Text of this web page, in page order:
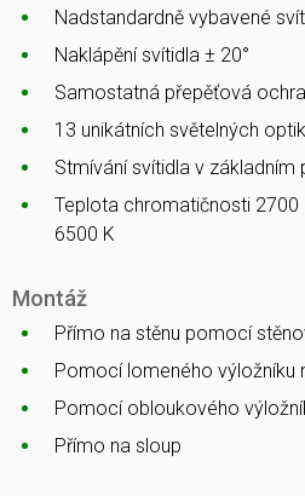
Nadstandardně vybavené
Naklápění svítidla ± 20°
Samostatná přepěťová
13 unikátních světelných
Stmívání svítidla v základním
Teplota chromatičnosti 2700
6500 K
Montáž
Přímo na stěnu pomocí
Pomocí lomeného výložníku
Pomocí obloukového
Přímo na sloup